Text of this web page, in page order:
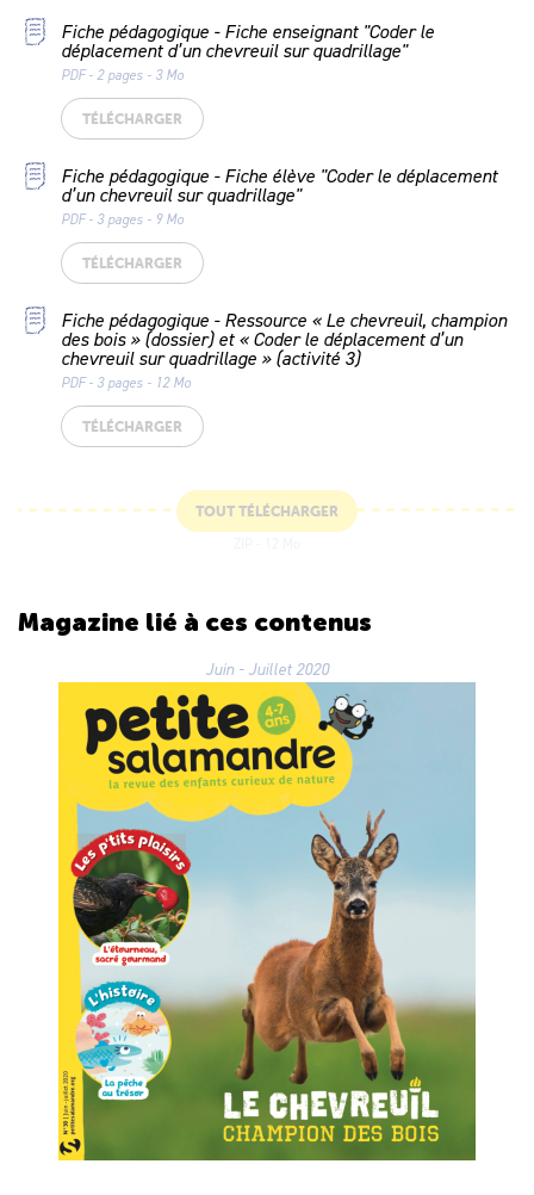
Fiche pédagogique - Fiche enseignant "Coder le
déplacement d’un chevreuil sur quadrillage"
PDF - 2 pages - 3 Mo
TÉLÉCHARGER
Fiche pédagogique - Fiche élève "Coder le déplacement
d’un chevreuil sur quadrillage"
PDF - 3 pages - 9 Mo
TÉLÉCHARGER
Fiche pédagogique - Ressource « Le chevreuil, champion
des bois » (dossier) et « Coder le déplacement d’un
chevreuil sur quadrillage » (activité 3)
PDF - 3 pages - 12 Mo
TÉLÉCHARGER
TOUT TÉLÉCHARGER
Magazine lié à ces contenus
Juin - Juillet 2020